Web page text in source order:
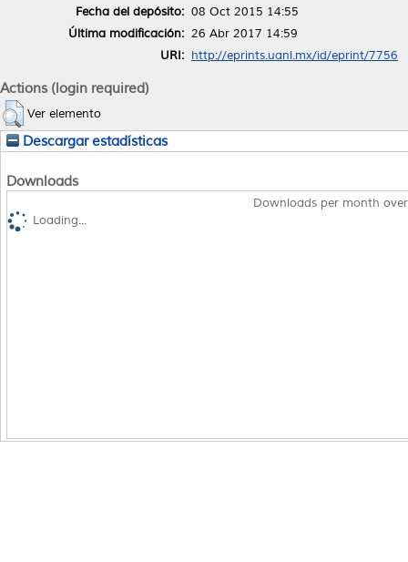
Fecha del depósito: 08 Oct 2015 14:55
Última modificación: 26 Abr 2017 14:59
URI: http://eprints.uanl.mx/id/eprint/7756
Actions (login required)
Ver elemento
Descargar estadísticas
Downloads
Downloads per month
Loading...